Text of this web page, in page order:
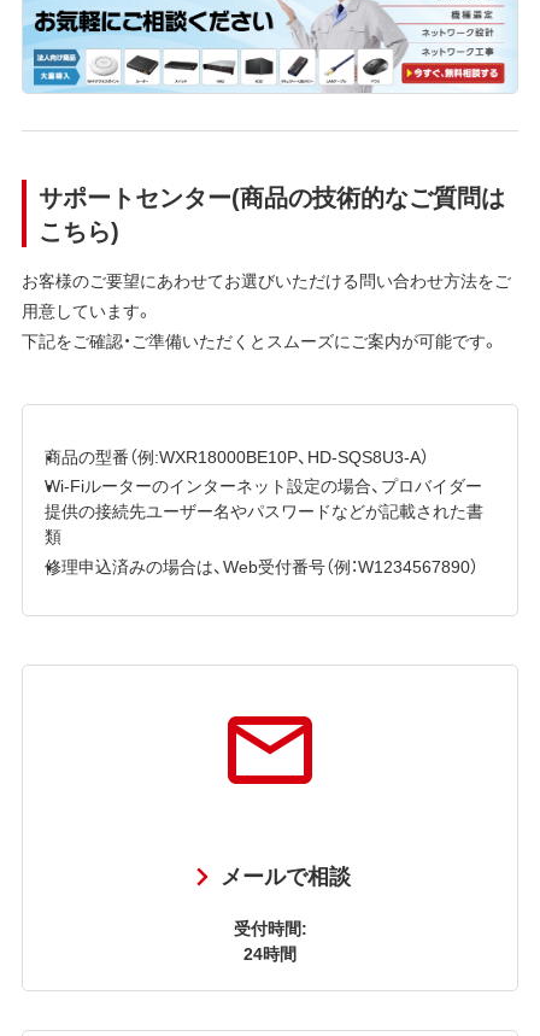
サポートセンター(商品の技術的なご質問は
こちら)
お客様のご要望にあわせてお選びいただける問い合わせ方法をご
用意しています。
下記をご確認・ご準備いただくとスムーズにご案内が可能です。
商品の型番（例:WXR18000BE10P、HD-SQS8U3-A）
Wi-Fiルーターのインターネット設定の場合、プロバイダー
提供の接続先ユーザー名やパスワードなどが記載された書
類
修理申込済みの場合は、Web受付番号（例：W1234567890）
メールで相談
受付時間:
24時間